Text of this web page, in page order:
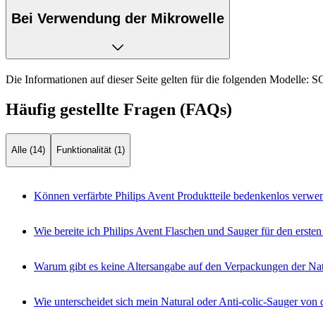
Bei Verwendung der Mikrowelle
Die Informationen auf dieser Seite gelten für die folgenden Modelle:
Häufig gestellte Fragen (FAQs)
Alle (14) Funktionalität (1)
Können verfärbte Philips Avent Produktteile bedenkenlos
Wie bereite ich Philips Avent Flaschen und Sauger für den
Warum gibt es keine Altersangabe auf den Verpackungen der
Wie unterscheidet sich mein Natural oder Anti-colic-Sauger von